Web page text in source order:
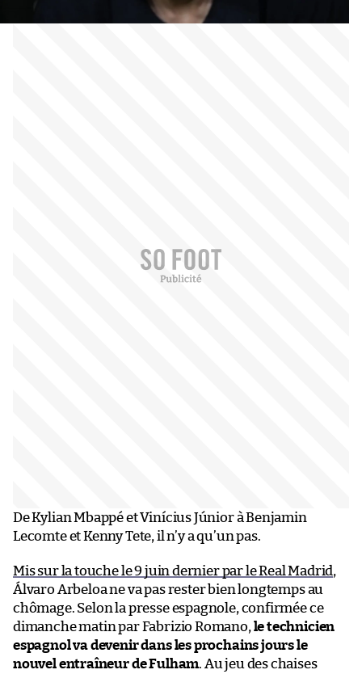
De Kylian Mbappé et Vinícius Júnior à Benjamin
Lecomte et Kenny Tete, il n’y a qu’un pas.
Mis sur la touche le 9 juin dernier par le Real Madrid ,
Álvaro Arbeloa ne va pas rester bien longtemps au
chômage. Selon la presse espagnole, confirmée ce
dimanche matin par Fabrizio Romano, le technicien
espagnol va devenir dans les prochains jours le
nouvel entraîneur de Fulham. Au jeu des chaises